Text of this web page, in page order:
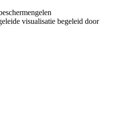
visualisatie begeleid door